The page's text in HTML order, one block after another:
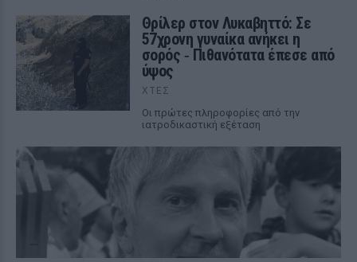
Θρίλερ στον Λυκαβηττό: Σε
57χρονη γυναίκα ανήκει η
σορός ‑ Πιθανότατα έπεσε από
ύψος
ΧΤΕΣ
Οι πρώτες πληροφορίες από την
ιατροδικαστική εξέταση